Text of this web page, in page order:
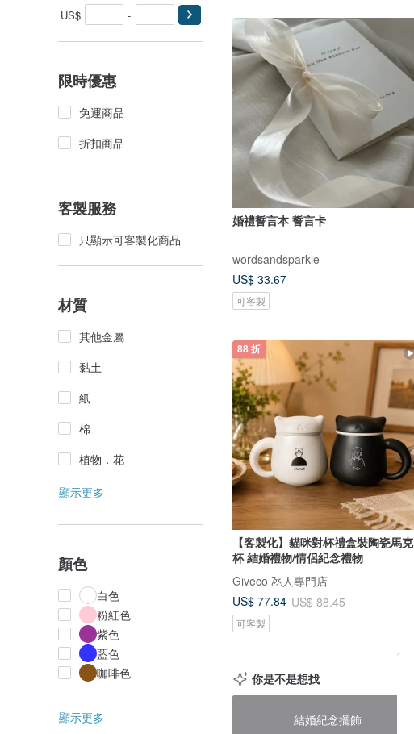
US$ -
限時優惠
免運商品
折扣商品
客製服務
只顯示可客製化商品
材質
其他金屬
黏土
紙
棉
植物．花
顯示更多
顏色
白色
粉紅色
紫色
藍色
咖啡色
顯示更多
婚禮誓言本 誓言卡
wordsandsparkle
US$ 33.67
可客製
88 折
【客製化】貓咪對杯禮盒裝陶瓷馬克
杯 結婚禮物/情侶紀念禮物
Giveco 氹人專門店
US$ 77.84 US$ 88.45
可客製
你是不是想找
結婚紀念擺飾